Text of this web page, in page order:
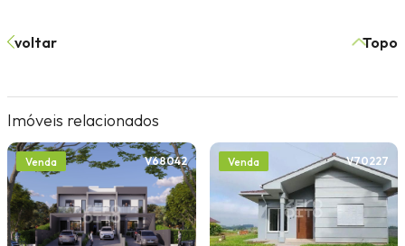
voltar Topo
Imóveis relacionados
Venda V68042 Venda V70227